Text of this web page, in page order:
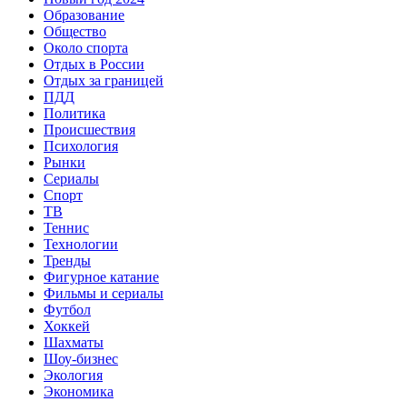
Образование
Общество
Около спорта
Отдых в России
Отдых за границей
ПДД
Политика
Происшествия
Психология
Рынки
Сериалы
Спорт
ТВ
Теннис
Технологии
Тренды
Фигурное катание
Фильмы и сериалы
Футбол
Хоккей
Шахматы
Шоу-бизнес
Экология
Экономика